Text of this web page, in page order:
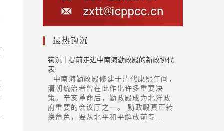
最热钩沉
钩沉｜提前走进中南海勤政殿的新政协代
表
中南海勤政殿修建于清代康熙年间，
清朝统治者曾在此作出许多重要决
策。辛亥革命后，勤政殿成为北洋政
府重要的会议厅之一。 勤政殿真正转
换角色，要从北平和平解放前专…